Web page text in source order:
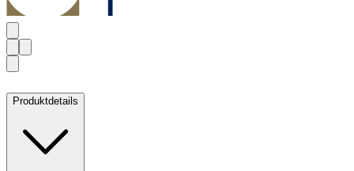
Produktdetails